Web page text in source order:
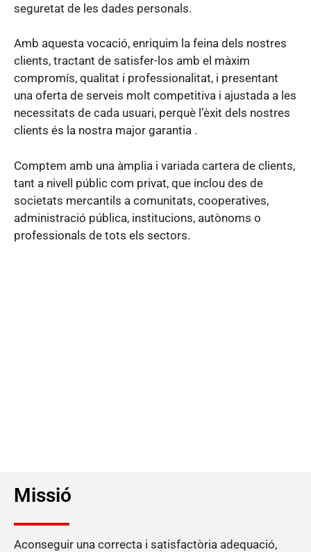
seguretat de les dades personals.
Amb aquesta vocació, enriquim la feina dels nostres
clients, tractant de satisfer-los amb el màxim
compromís, qualitat i professionalitat, i presentant
una oferta de serveis molt competitiva i ajustada a les
necessitats de cada usuari, perquè l’èxit dels nostres
clients és la nostra major garantia .
Comptem amb una àmplia i variada cartera de clients,
tant a nivell públic com privat, que inclou des de
societats mercantils a comunitats, cooperatives,
administració pública, institucions, autònoms o
professionals de tots els sectors.
Missió
Aconseguir una correcta i satisfactòria adequació,